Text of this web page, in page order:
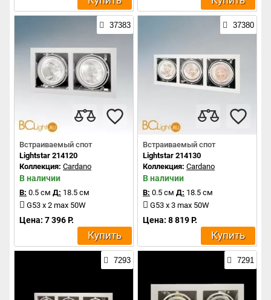
37383
Встраиваемый спот
Lightstar 214120
Коллекция: Cardano
В наличии
В: 0.5 см Д: 18.5 см
G53 x 2 max 50W
Цена: 7 396 Р.
Купить
37380
Встраиваемый спот
Lightstar 214130
Коллекция: Cardano
В наличии
В: 0.5 см Д: 18.5 см
G53 x 3 max 50W
Цена: 8 819 Р.
Купить
7293 7291